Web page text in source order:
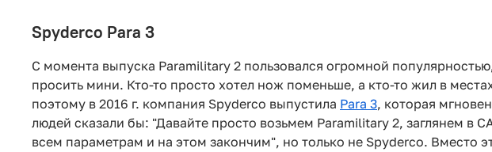
Spyderco Para 3
С момента выпуска Paramilitary 2 пользовался огромной
просить мини. Кто-то просто хотел нож поменьше, а кто-то жил в
поэтому в 2016 г. компания Spyderco выпустила Para 3, которая
людей сказали бы: "Давайте просто возьмем Paramilitary 2, заглянем в
всем параметрам и на этом закончим", но только не Spyderco. Вместо